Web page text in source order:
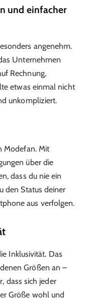
und einfacher
angenehm.
Unternehmen
Rechnung,
etwas einmal nicht
unkompliziert.
Modefan. Mit
über die
dass du nie ein
den Status deiner
aus verfolgen.
Inklusivität. Das
Größen an –
dass sich jeder
Größe wohl und